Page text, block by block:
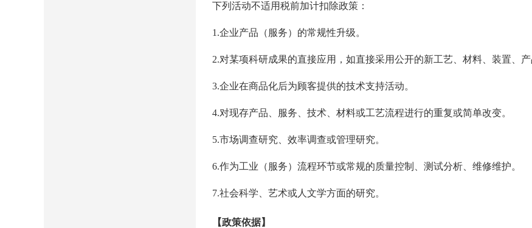
下列活动不适用税前加计扣除政策：
1.企业产品（服务）的常规性升级。
2.对某项科研成果的直接应用，如直接采用公开的新工艺、材料、装置、产
3.企业在商品化后为顾客提供的技术支持活动。
4.对现存产品、服务、技术、材料或工艺流程进行的重复或简单改变。
5.市场调查研究、效率调查或管理研究。
6.作为工业（服务）流程环节或常规的质量控制、测试分析、维修维护。
7.社会科学、艺术或人文学方面的研究。
【政策依据】